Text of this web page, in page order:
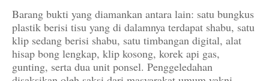
Barang bukti yang diamankan antara lain: satu bungkus
plastik berisi tisu yang di dalamnya terdapat shabu, satu
klip sedang berisi shabu, satu timbangan digital, alat
hisap bong lengkap, klip kosong, korek api gas,
gunting, serta dua unit ponsel. Penggeledahan